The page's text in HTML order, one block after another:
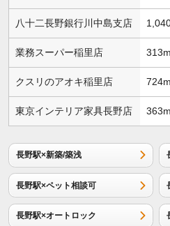
八十二長野銀行川中島支店
業務スーパー稲里店 313m
クスリのアオキ稲里店 724m
東京インテリア家具長野店 363m
長野駅×新築/築浅
長野駅×ペット相談可
長野駅×オートロック